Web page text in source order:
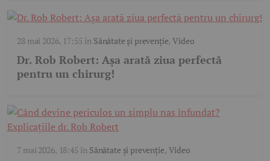
28 mai 2026, 17:55 în Sănătate și prevenție,Video
Dr. Rob Robert: Așa arată ziua perfectă
pentru un chirurg!
7 mai 2026, 18:45 în Sănătate și prevenție, Video